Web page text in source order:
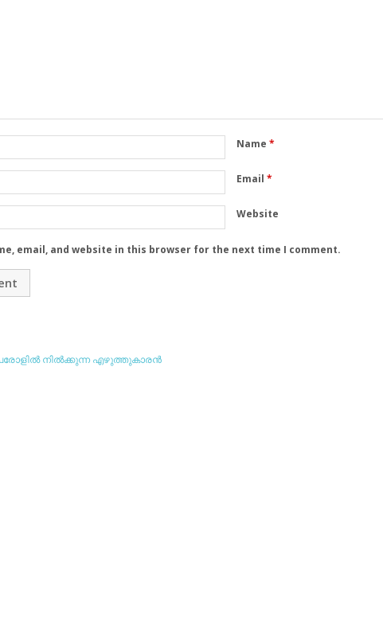
Name *
Email *
Website
email, and website in this browser for the next time I comment.
നില്‍ക്കുന്ന എഴുത്തുകാരന്‍